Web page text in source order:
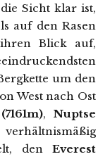
Sicht klar ist,
auf den Rasen
Blick auf,
um den
West nach Ost
,Nuptse
den Everest